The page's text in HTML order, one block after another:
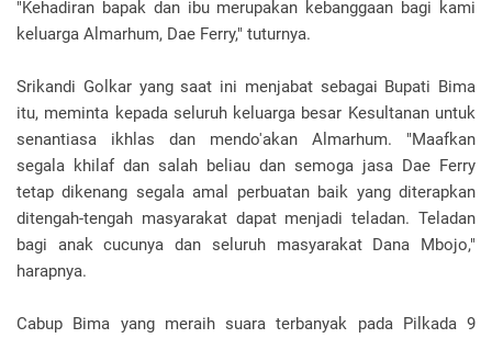
"Kehadiran bapak dan ibu merupakan kebanggaan bagi kami
keluarga Almarhum, Dae Ferry," tuturnya.
Srikandi Golkar yang saat ini menjabat sebagai Bupati Bima
itu, meminta kepada seluruh keluarga besar Kesultanan untuk
senantiasa ikhlas dan mendo'akan Almarhum. "Maafkan
segala khilaf dan salah beliau dan semoga jasa Dae Ferry
tetap dikenang segala amal perbuatan baik yang diterapkan
ditengah-tengah masyarakat dapat menjadi teladan. Teladan
bagi anak cucunya dan seluruh masyarakat Dana Mbojo,"
harapnya.
Cabup Bima yang meraih suara terbanyak pada Pilkada 9